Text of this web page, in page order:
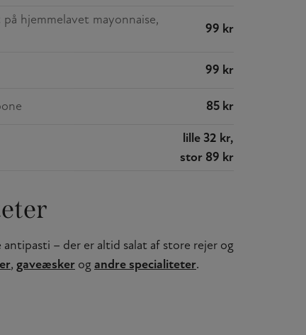
hjemmelavet mayonnaise,
99 kr
99 kr
85 kr
lille 32 kr,
stor 89 kr
– der er altid salat af store rejer og
, gaveæsker og andre specialiteter.